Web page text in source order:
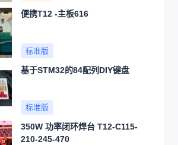
便携T12 -主板616
标准版
基于STM32的84配列DIY键盘
标准版
350W 功率闭环焊台 T12-C115-
210-245-470